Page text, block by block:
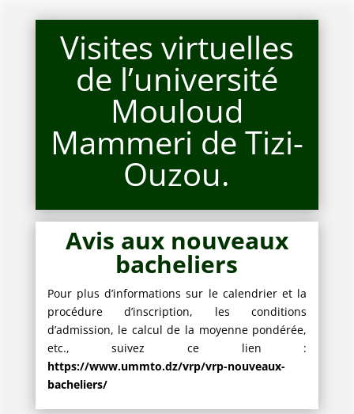
Visites virtuelles
de l’université
Mouloud
Mammeri de Tizi-
Ouzou.
Avis aux nouveaux
bacheliers
Pour plus d’informations sur le calendrier et la
procédure d’inscription, les conditions
d’admission, le calcul de la moyenne pondérée,
etc., suivez ce lien :
https://www.ummto.dz/vrp/vrp-nouveaux-
bacheliers/